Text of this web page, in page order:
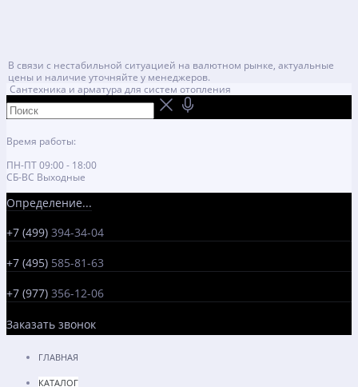
В связи с нестабильной ситуацией на валютном рынке, актуальные
цены и наличие уточняйте у менеджеров.
Сантехника и арматура для систем отопления
Время работы:
ПН-ПТ 09:00 - 18:00
СБ-ВС Выходные
Определение...
+7 (499) 394-34-04
+7 (495) 585-81-63
+7 (977) 356-12-06
Заказать звонок
ГЛАВНАЯ
КАТАЛОГ